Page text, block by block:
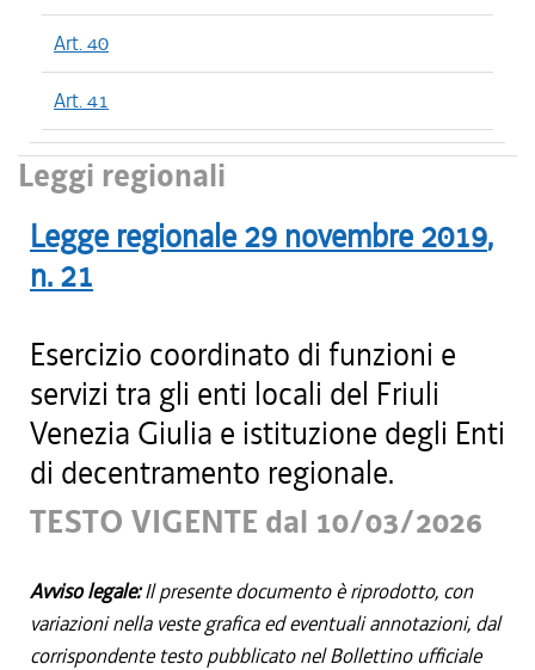
Art. 40
Art. 41
Leggi regionali
Legge regionale 29 novembre 2019,
n. 21
Esercizio coordinato di funzioni e
servizi tra gli enti locali del Friuli
Venezia Giulia e istituzione degli Enti
di decentramento regionale.
TESTO VIGENTE dal 10/03/2026
Avviso legale:Il presente documento è riprodotto, con
variazioni nella veste grafica ed eventuali annotazioni, dal
corrispondente testo pubblicato nel Bollettino ufficiale